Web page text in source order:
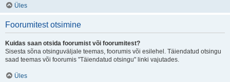
Üles
Foorumitest otsimine
Kuidas saan otsida foorumist või foorumitest?
Sisesta sõna otsinguväljale teemas, foorumis või esilehel. Täiendatud otsingu
saad teemas või foorumis "Täiendatud otsingu" linki vajutades.
Üles